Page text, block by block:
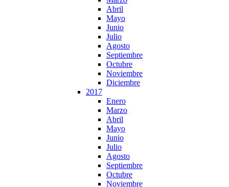
Abril
Mayo
Junio
Julio
Agosto
Septiembre
Octubre
Noviembre
Diciembre
2017
Enero
Marzo
Abril
Mayo
Junio
Julio
Agosto
Septiembre
Octubre
Noviembre